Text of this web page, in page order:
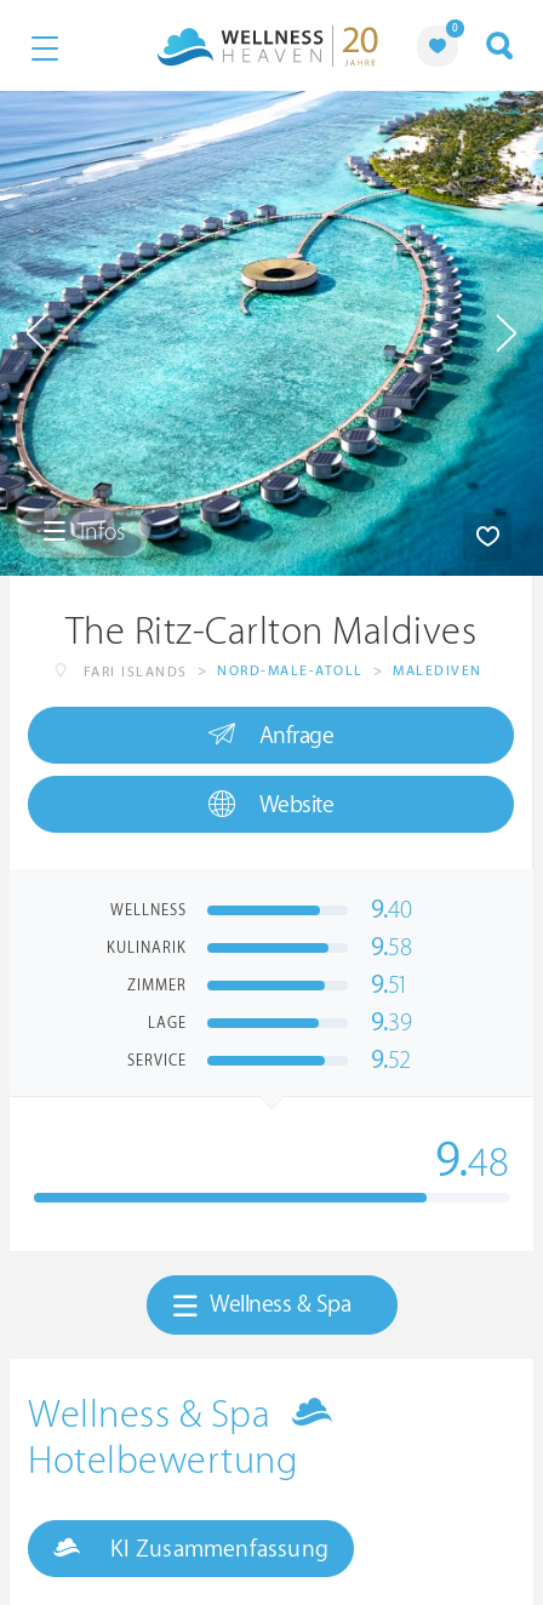
0
Infos
The Ritz-Carlton Maldives
FARI ISLANDS > NORD-MALE-ATOLL > MALEDIVEN
Anfrage
Website
WELLNESS 9.40
KULINARIK 9.58
ZIMMER 9.51
LAGE 9.39
SERVICE 9.52
9.48
Wellness & Spa
Wellness & Spa
Hotelbewertung
KI Zusammenfassung